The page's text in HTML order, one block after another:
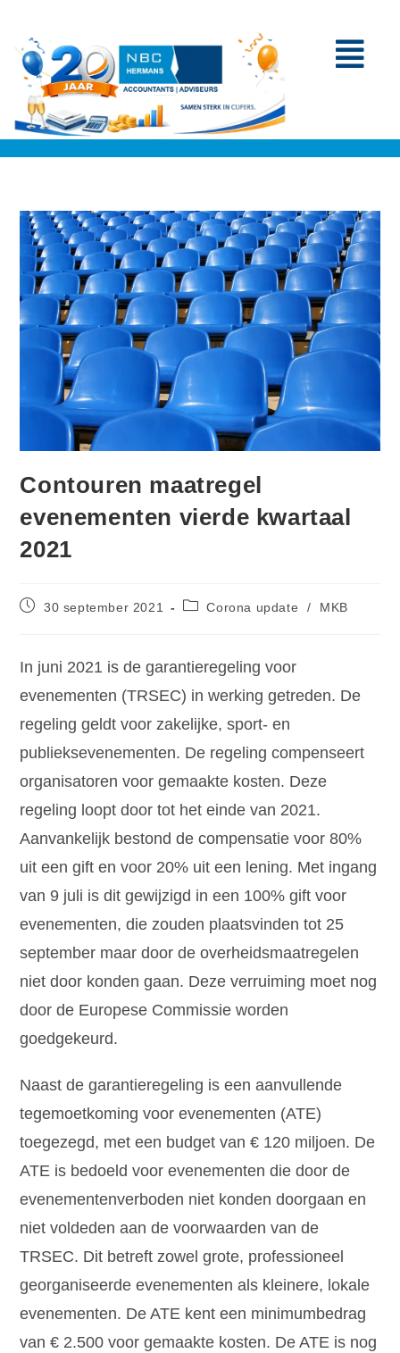
Contouren maatregel
evenementen vierde kwartaal
2021
30 september 2021 Corona update / MKB
In juni 2021 is de garantieregeling voor
evenementen (TRSEC) in werking getreden. De
regeling geldt voor zakelijke, sport- en
publieksevenementen. De regeling compenseert
organisatoren voor gemaakte kosten. Deze
regeling loopt door tot het einde van 2021.
Aanvankelijk bestond de compensatie voor 80%
uit een gift en voor 20% uit een lening. Met ingang
van 9 juli is dit gewijzigd in een 100% gift voor
evenementen, die zouden plaatsvinden tot 25
september maar door de overheidsmaatregelen
niet door konden gaan. Deze verruiming moet nog
door de Europese Commissie worden
goedgekeurd.
Naast de garantieregeling is een aanvullende
tegemoetkoming voor evenementen (ATE)
toegezegd, met een budget van € 120 miljoen. De
ATE is bedoeld voor evenementen die door de
evenementenverboden niet konden doorgaan en
niet voldeden aan de voorwaarden van de
TRSEC. Dit betreft zowel grote, professioneel
georganiseerde evenementen als kleinere, lokale
evenementen. De ATE kent een minimumbedrag
van € 2.500 voor gemaakte kosten. De ATE is nog